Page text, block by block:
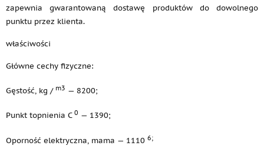
zapewnia gwarantowaną dostawę produktów do dowolnego
punktu przez klienta.
właściwości
Główne cechy fizyczne:
Gęstość, kg / m3 — 8200;
Punkt topnienia C 0 — 1390;
Oporność elektryczna, mama — 1110 6;